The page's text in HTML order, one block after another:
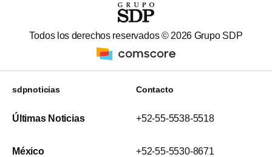
Todos los derechos reservados © 2026 Grupo SDP
sdpnoticias
Últimas Noticias
México
Contacto
+52-55-5538-5518
+52-55-5530-8671